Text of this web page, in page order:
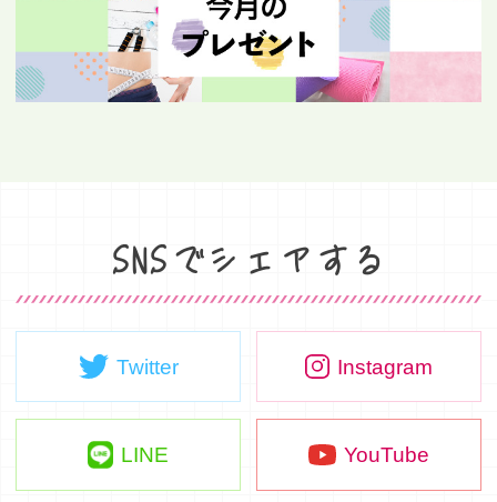
SNSでシェアする
Twitter Instagram
LINE YouTube